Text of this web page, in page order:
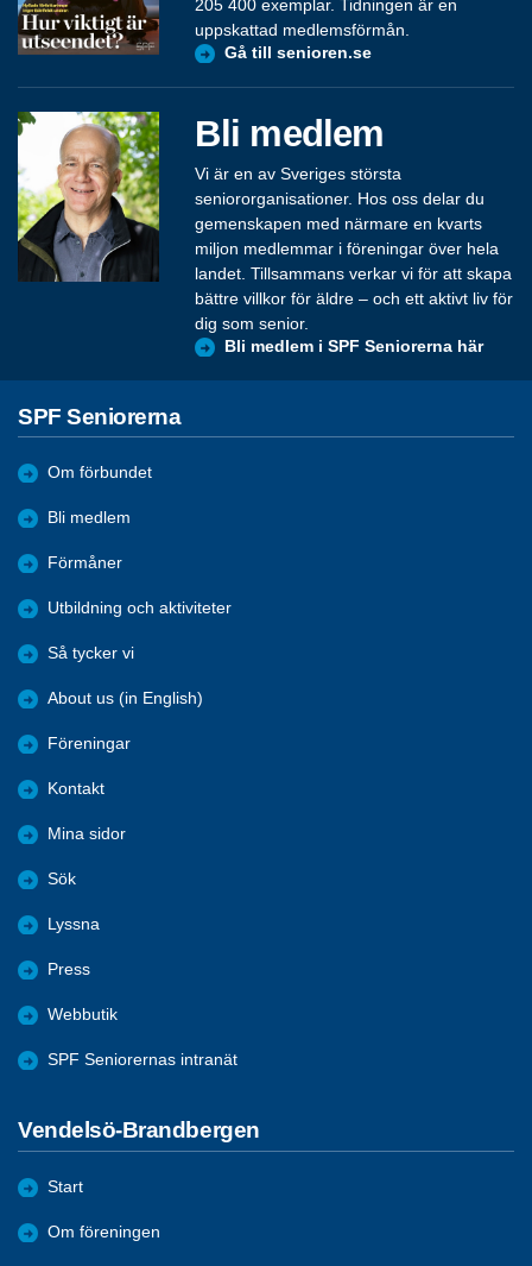
205 400 exemplar. Tidningen är en
uppskattad medlemsförmån.
Gå till senioren.se
Bli medlem
Vi är en av Sveriges största
seniororganisationer. Hos oss delar du
gemenskapen med närmare en kvarts
miljon medlemmar i föreningar över hela
landet. Tillsammans verkar vi för att skapa
bättre villkor för äldre – och ett aktivt liv för
dig som senior.
Bli medlem i SPF Seniorerna här
SPF Seniorerna
Om förbundet
Bli medlem
Förmåner
Utbildning och aktiviteter
Så tycker vi
About us (in English)
Föreningar
Kontakt
Mina sidor
Sök
Lyssna
Press
Webbutik
SPF Seniorernas intranät
Vendelsö-Brandbergen
Start
Om föreningen